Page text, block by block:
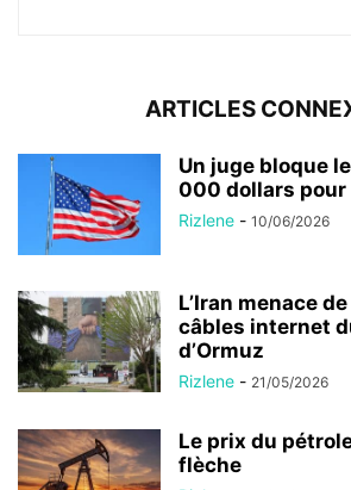
ARTICLES
Un juge bloque
000 dollars pour
Rizlene - 10/06/2026
L’Iran menace
câbles internet
d’Ormuz
Rizlene - 21/05/2026
Le prix du
flèche